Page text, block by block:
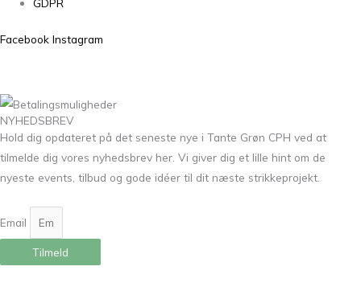
Facebook Instagram
NYHEDSBREV
Hold dig opdateret på det seneste nye i Tante Grøn CPH ved at
tilmelde dig vores nyhedsbrev her. Vi giver dig et lille hint om de
nyeste events, tilbud og gode idéer til dit næste strikkeprojekt.
Email
Tilmeld